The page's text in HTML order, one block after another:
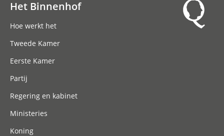
Het Binnenhof
Hoe werkt het
Tweede Kamer
Eerste Kamer
Partij
Regering en kabinet
Ministeries
Koning